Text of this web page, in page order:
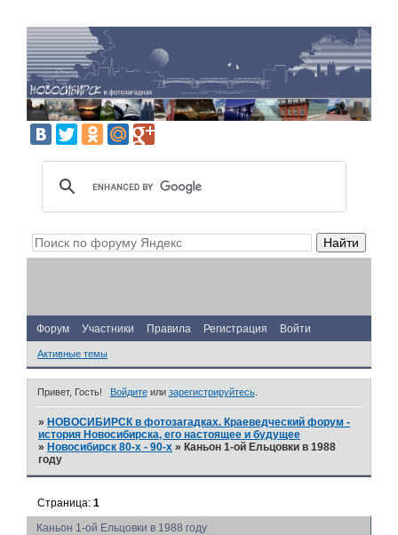
Форум Участники Правила Регистрация Войти
Активные темы
Привет, Гость! Войдитеили зарегистрируйтесь.
» НОВОСИБИРСК в фотозагадках. Краеведческий форум -
история Новосибирска, его настоящее и будущее
» Новосибирск 80-х - 90-х » Каньон 1-ой Ельцовки в 1988
году
Каньон 1-ой Ельцовки в 1988 году
Страница:1